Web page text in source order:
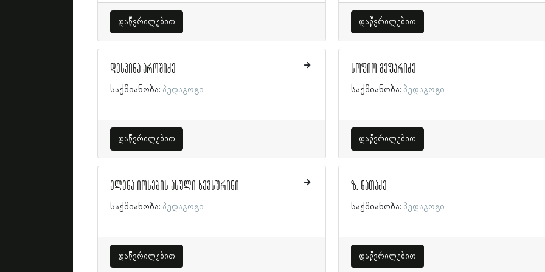
დაწვრილებით
დესპინა აროშიძე
საქმიანობა: პედაგოგი
დაწვრილებით
ელენა იოსების ასული ხევსურინი
საქმიანობა: პედაგოგი
დაწვრილებით
დაწვრილებით
სოფიო მეფარიძე
საქმიანობა: პედაგოგი
დაწვრილებით
ზ. ნათაძე
საქმიანობა: პედაგოგი
დაწვრილებით